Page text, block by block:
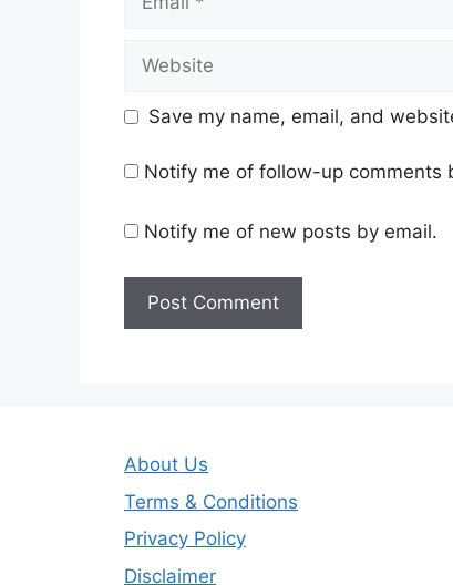
Save my name, email, and
Notify me of follow-up comments
Notify me of new posts by email.
About Us
Terms & Conditions
Privacy Policy
Disclaimer